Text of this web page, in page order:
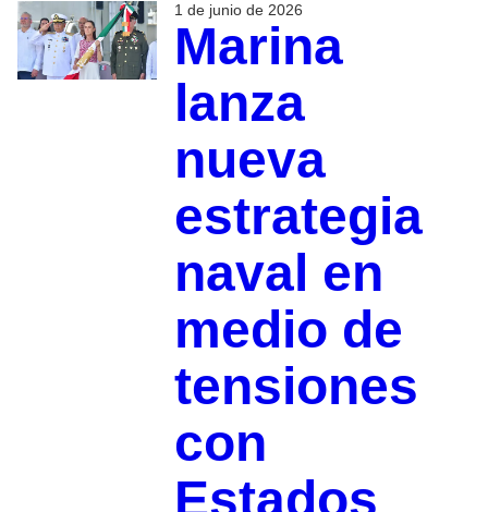
1 de junio de 2026
Marina
lanza
nueva
estrategia
naval en
medio de
tensiones
con
Estados